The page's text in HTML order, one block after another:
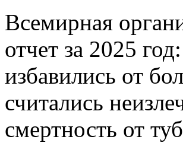
Всемирная
отчет за 2025
избавились от
считались
смертность от